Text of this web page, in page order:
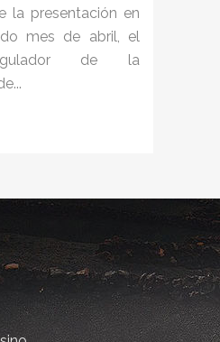
la presentación en
mes de abril, el
de la